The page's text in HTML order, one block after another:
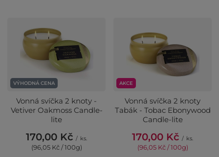
VÝHODNÁ CENA
Vonná svíčka 2 knoty -
Vetiver Oakmoss Candle-
lite
170,00 Kč / ks.
(96,05 Kč / 100g)
AKCE
Vonná svíčka 2 knoty
Tabák - Tobac Ebonywood
Candle-lite
170,00 Kč / ks.
(96,05 Kč / 100g)